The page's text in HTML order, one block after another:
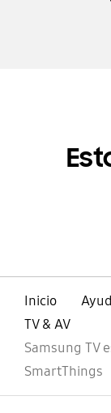
Inicio
TV & AV
Samsung TV
SmartThings